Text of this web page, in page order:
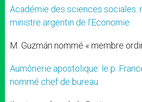
Académie des sciences sociales:
ministre argentin de l’Economie
M. Guzmán nommé « membre
Aumônerie apostolique: le p.
nommé chef de bureau